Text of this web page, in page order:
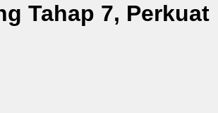
Tahap 7, Perkuat